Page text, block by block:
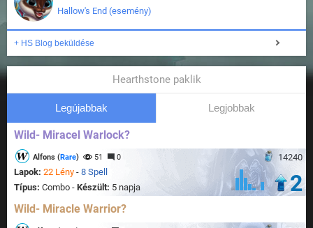
Hallow's End (esemény)
+ HS Blog beküldése
Hearthstone paklik
Legújabbak Legjobbak
Wild- Miracel Warlock?
14240
Alfons (Rare) 51 0
Lapok: 22 Lény - 8 Spell
Típus: Combo - Készült: 5 napja 2
Wild- Miracle Warrior?